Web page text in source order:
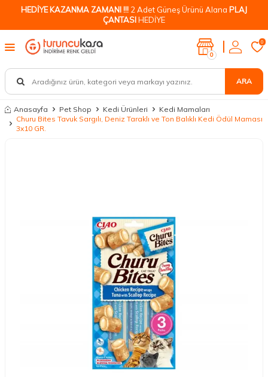
HEDİYE KAZANMA ZAMANI !!! 2 Adet Güneş Ürünü Alana PLAJ
ÇANTASIHEDİYE
ARA
0
0
Anasayfa Pet Shop Kedi Ürünleri
Kedi Mamaları
Churu Bites Tavuk Sargılı, Deniz Taraklı ve Ton Balıklı Kedi Ödül Maması
3x10 GR.